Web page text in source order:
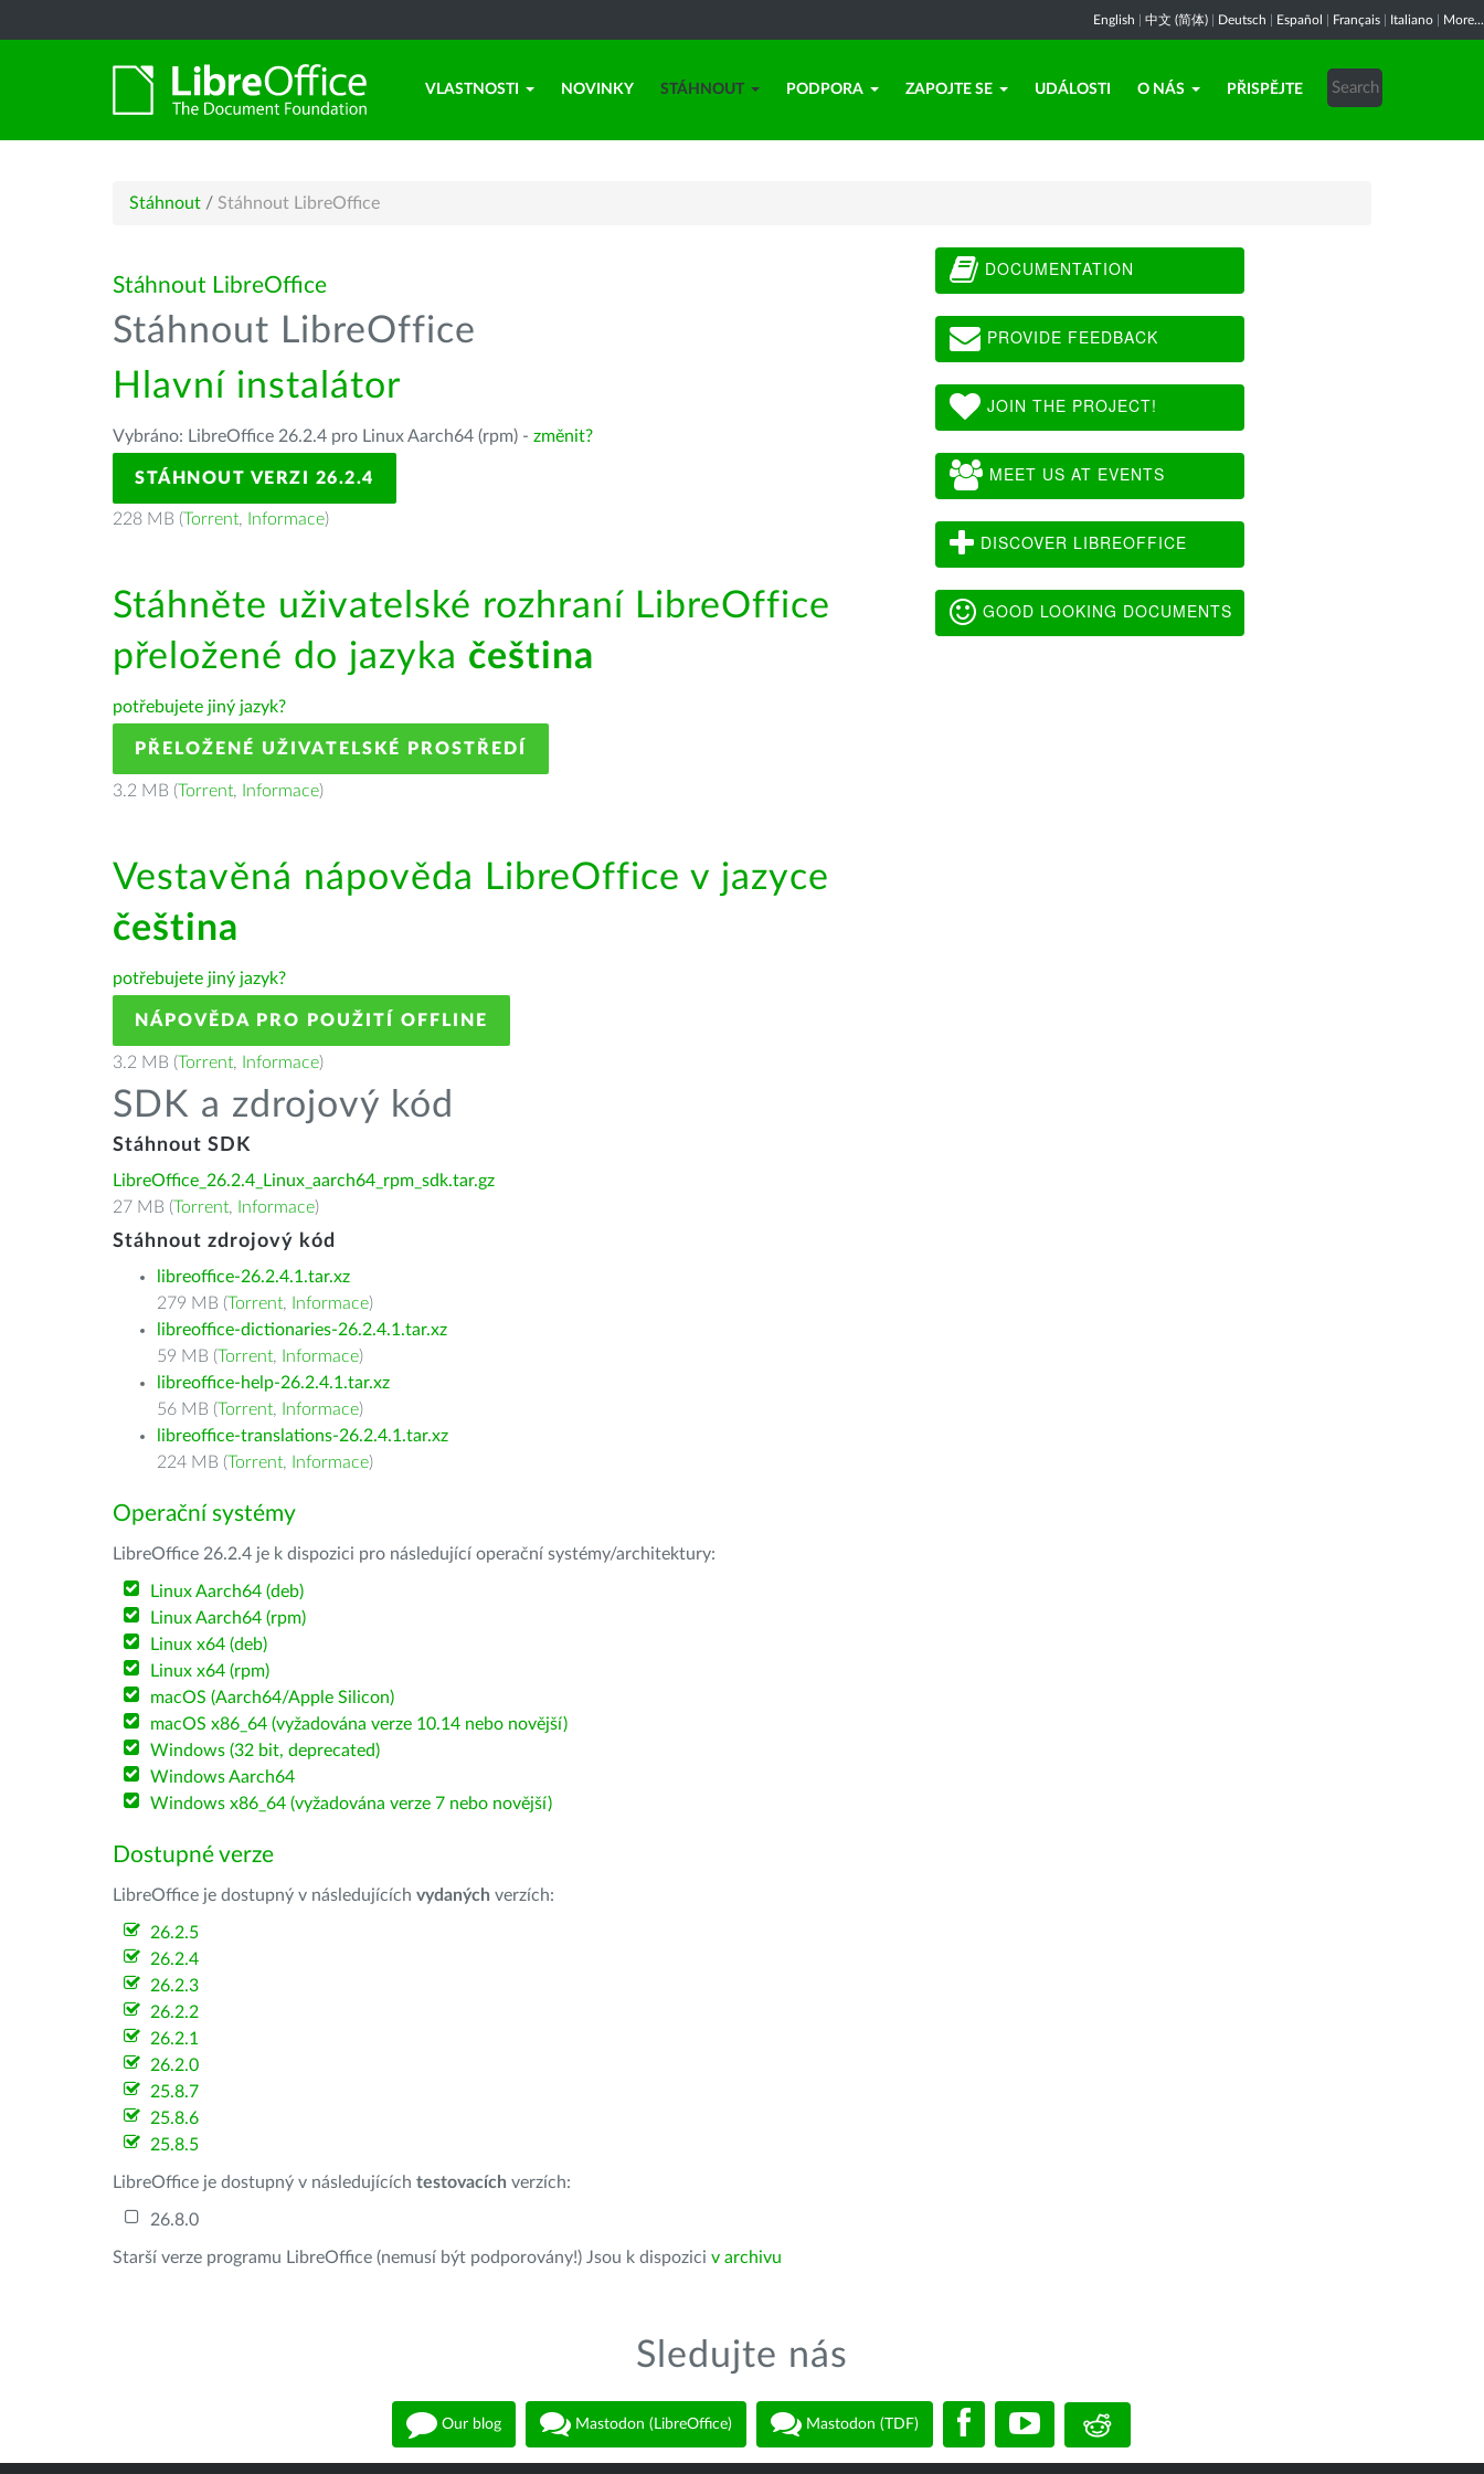
English 中文 (简体) Deutsch Español Français Italiano More...
VLASTNOSTI NOVINKY STÁHNOUT PODPORA ZAPOJTE SE UDÁLOSTI O NÁS PŘISPĚJTE
Stáhnout / Stáhnout LibreOffice
Stáhnout LibreOffice
Stáhnout LibreOffice
Hlavní instalátor
Vybráno: LibreOffice 26.2.4 pro Linux Aarch64 (rpm) - změnit?
STÁHNOUT VERZI 26.2.4
228 MB (Torrent, Informace)
Stáhněte uživatelské rozhraní LibreOffice
přeložené do jazyka čeština
potřebujete jiný jazyk?
PŘELOŽENÉ UŽIVATELSKÉ PROSTŘEDÍ
3.2 MB (Torrent, Informace)
Vestavěná nápověda LibreOffice v jazyce
čeština
potřebujete jiný jazyk?
NÁPOVĚDA PRO POUŽITÍ OFFLINE
3.2 MB (Torrent, Informace)
SDK a zdrojový kód
Stáhnout SDK
LibreOffice_26.2.4_Linux_aarch64_rpm_sdk.tar.gz
27 MB (Torrent, Informace)
Stáhnout zdrojový kód
libreoffice-26.2.4.1.tar.xz
279 MB (Torrent, Informace)
libreoffice-dictionaries-26.2.4.1.tar.xz
59 MB (Torrent, Informace)
libreoffice-help-26.2.4.1.tar.xz
56 MB (Torrent, Informace)
libreoffice-translations-26.2.4.1.tar.xz
224 MB (Torrent, Informace)
Operační systémy
LibreOffice 26.2.4 je k dispozici pro následující operační systémy/architektury:
Linux Aarch64 (deb)
Linux Aarch64 (rpm)
Linux x64 (deb)
Linux x64 (rpm)
macOS (Aarch64/Apple Silicon)
macOS x86_64 (vyžadována verze 10.14 nebo novější)
Windows (32 bit, deprecated)
Windows Aarch64
Windows x86_64 (vyžadována verze 7 nebo novější)
Dostupné verze
LibreOffice je dostupný v následujících vydaných verzích:
26.2.5
26.2.4
26.2.3
26.2.2
26.2.1
26.2.0
25.8.7
25.8.6
25.8.5
LibreOffice je dostupný v následujících testovacích verzích:
26.8.0
Starší verze programu LibreOffice (nemusí být podporovány!) Jsou k dispozici v archivu
DOCUMENTATION
PROVIDE FEEDBACK
JOIN THE PROJECT!
MEET US AT EVENTS
DISCOVER LIBREOFFICE
GOOD LOOKING DOCUMENTS
Sledujte nás
Our blog Mastodon (LibreOffice) Mastodon (TDF)